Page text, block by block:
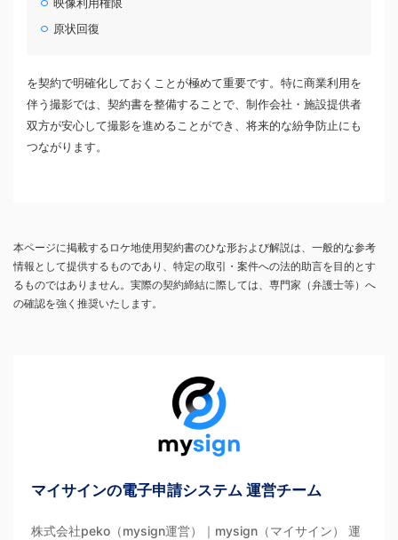
映像利用権限
原状回復
を契約で明確化しておくことが極めて重要です。特に商業利用を
伴う撮影では、契約書を整備することで、制作会社・施設提供者
双方が安心して撮影を進めることができ、将来的な紛争防止にも
つながります。
本ページに掲載するロケ地使用契約書のひな形および解説は、一般的な参考
情報として提供するものであり、特定の取引・案件への法的助言を目的とす
るものではありません。実際の契約締結に際しては、専門家（弁護士等）へ
の確認を強く推奨いたします。
マイサインの電子申請システム 運営チーム
株式会社peko（mysign運営）｜mysign（マイサイン） 運